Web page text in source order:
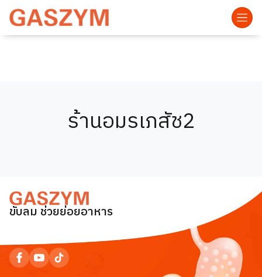
ร้านอมรเภสัช2
ขับลม ช่วยย่อยอาหาร